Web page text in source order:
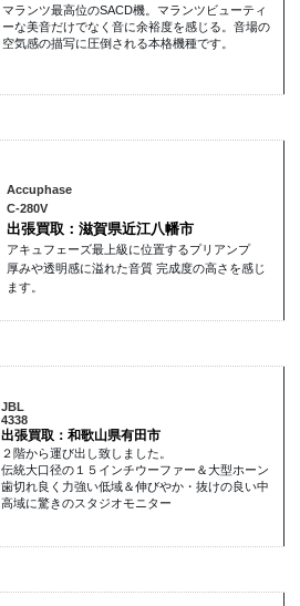
マランツ最高位のSACD機。マランツビューティ
ーな美音だけでなく音に余裕度を感じる。音場の
空気感の描写に圧倒される本格機種です。
Accuphase
C-280V
出張買取：滋賀県近江八幡市
アキュフェーズ最上級に位置するプリアンプ
厚みや透明感に溢れた音質 完成度の高さを感じ
ます。
JBL
4338
出張買取：和歌山県有田市
２階から運び出し致しました。
伝統大口径の１５インチウーファー＆大型ホーン
歯切れ良く力強い低域＆伸びやか・抜けの良い中
高域に驚きのスタジオモニター